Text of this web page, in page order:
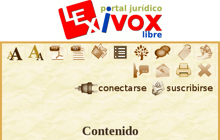
Contenido